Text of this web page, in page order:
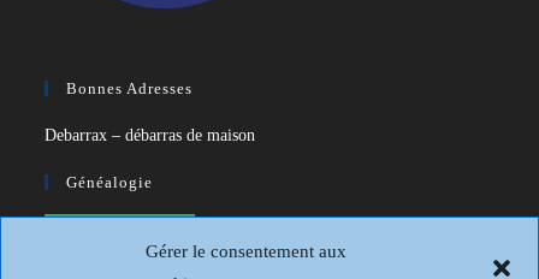
Gérer le consentement aux
Bonnes Adresses
Debarrax – débarras de maison
Généalogie